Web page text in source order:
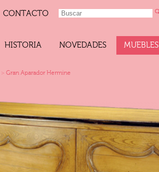
CONTACTO
HISTORIA NOVEDADES MUEBLES
> Gran Aparador Hermine